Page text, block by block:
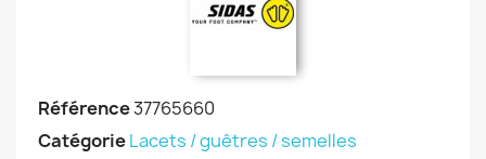
Référence37765660
CatégorieLacets / guêtres / semelles